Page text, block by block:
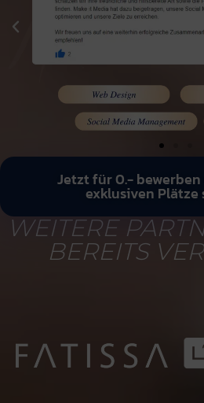
Jetzt für 0.- bewerben
exklusiven Plätze
WEITERE
BEREITS